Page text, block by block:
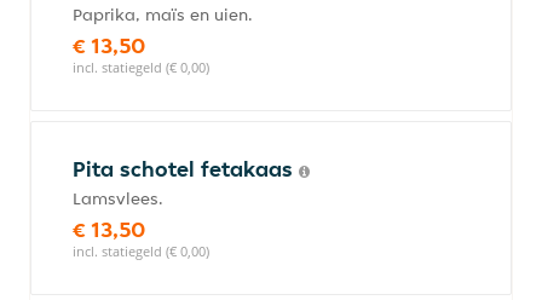
Paprika, maïs en uien.
€ 13,50
incl. statiegeld (€ 0,00)
Pita schotel fetakaas
Lamsvlees.
€ 13,50
incl. statiegeld (€ 0,00)